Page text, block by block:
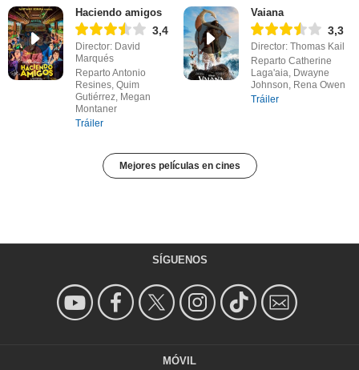
Haciendo amigos
3,4
Director: David
Marqués
Reparto Antonio
Resines, Quim
Gutiérrez, Megan
Montaner
Tráiler
Vaiana
3,3
Director: Thomas Kail
Reparto Catherine
Laga'aia, Dwayne
Johnson, Rena Owen
Tráiler
Mejores películas en cines
SÍGUENOS
MÓVIL